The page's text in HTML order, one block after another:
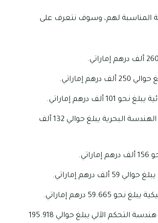
المناسبة لهم، وسوف نتعرف على
إماراتي.
بالإضافة إلى أن الراتب الذي يتحصل عليه المهندس الذي يتخصص في مجال الهندسة البحرية يبلغ حوالي 132 ألف
إماراتي.
درهم إماراتي.
بالإضافة إلى أن الراتب الذي يتحصل عليه المهندس الذي يتخصص في مجال هندسة التحكم الآلي يبلغ حوالي 195.918